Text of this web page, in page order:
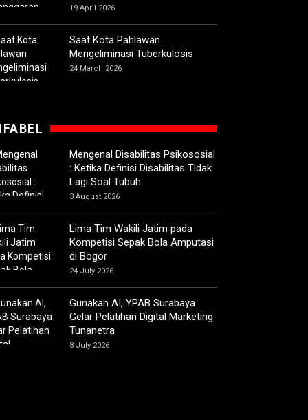
19 April 2026
Saat Kota Pahlawan
Mengeliminasi Tuberkulosis
24 March 2026
Mengenal Disabilitas Psikososial
: Ketika Definisi Disabilitas Tidak
Lagi Soal Tubuh
3 August 2026
Lima Tim Wakili Jatim pada
Kompetisi Sepak Bola Amputasi
di Bogor
24 July 2026
Gunakan AI, YPAB Surabaya
Gelar Pelatihan Digital Marketing
Tunanetra
8 July 2026